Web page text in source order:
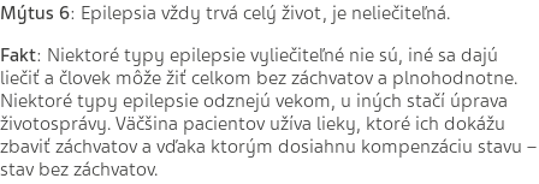
Mýtus 6: Epilepsia vždy trvá celý život, je neliečiteľná.
Fakt: Niektoré typy epilepsie vyliečiteľné nie sú, iné sa dajú
liečiť a človek môže žiť celkom bez záchvatov a plnohodnotne.
Niektoré typy epilepsie odznejú vekom, u iných stačí úprava
životosprávy. Väčšina pacientov užíva lieky, ktoré ich dokážu
zbaviť záchvatov a vďaka ktorým dosiahnu kompenzáciu stavu –
stav bez záchvatov.